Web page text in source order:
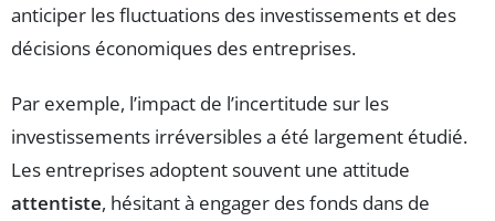
anticiper les fluctuations des investissements et des
décisions économiques des entreprises.
Par exemple, l’impact de l’incertitude sur les
investissements irréversibles a été largement étudié.
Les entreprises adoptent souvent une attitude
attentiste, hésitant à engager des fonds dans de